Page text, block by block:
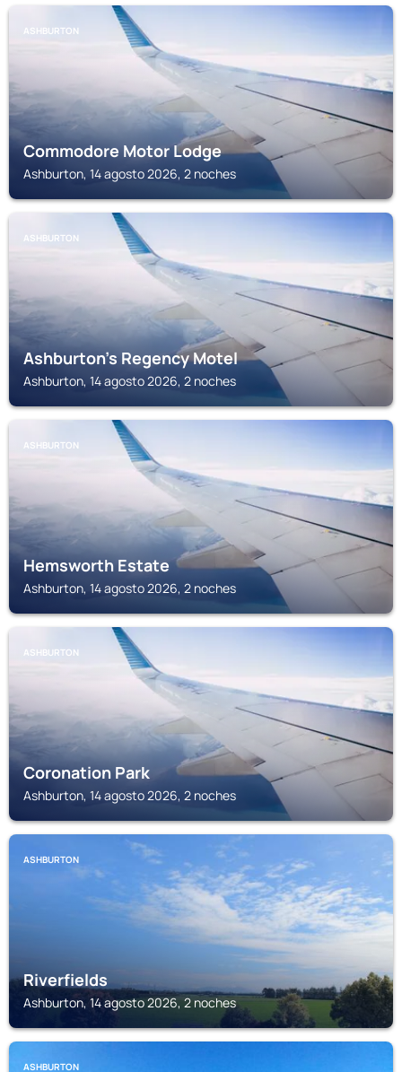
ASHBURTON
Commodore Motor Lodge
Ashburton, 14 agosto 2026, 2 noches
ASHBURTON
Ashburton's Regency Motel
Ashburton, 14 agosto 2026, 2 noches
ASHBURTON
Hemsworth Estate
Ashburton, 14 agosto 2026, 2 noches
ASHBURTON
Coronation Park
Ashburton, 14 agosto 2026, 2 noches
ASHBURTON
Riverfields
Ashburton, 14 agosto 2026, 2 noches
ASHBURTON